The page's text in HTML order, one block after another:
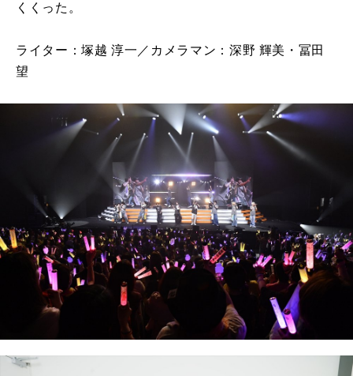
くくった。
ライター：塚越 淳一／カメラマン：深野 輝美・冨田
望